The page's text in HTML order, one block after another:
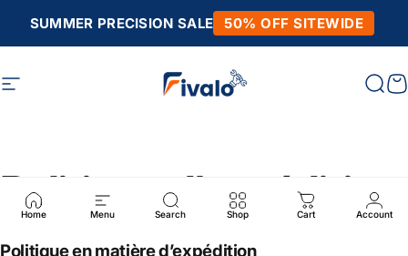
SUMMER PRECISION SALE 50% OFF SITEWIDE
Site navigation Fivalo
Home Menu Search Shop Cart Account
Politique d'expédition
Politique en matière d’expédition